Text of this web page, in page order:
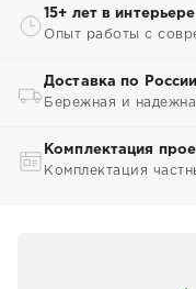
15+ лет в интерьере
Опыт работы с
Доставка по России
Бережная и
Комплектация
Комплектация